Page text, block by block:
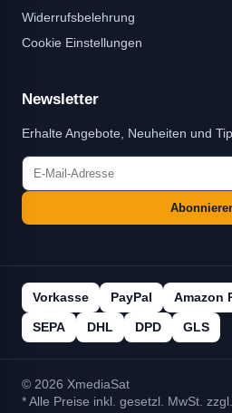
Widerrufsbelehrung
Cookie Einstellungen
Newsletter
Erhalte Angebote, Neuheiten und
Vorkasse PayPal Amazon
SEPA DHL DPD GLS
© 2026 XmediaSat
* Alle Preise inkl. gesetzl. MwSt. zzgl.